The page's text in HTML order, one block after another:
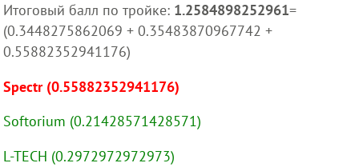
Итоговый балл по тройке: 1.2584898252961=
(0.3448275862069 + 0.35483870967742 +
0.55882352941176)
Spectr (0.55882352941176)
Softorium (0.21428571428571)
L-TECH (0.2972972972973)